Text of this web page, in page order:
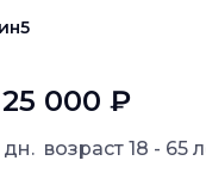
000 ₽
дн. возраст 18 - 65